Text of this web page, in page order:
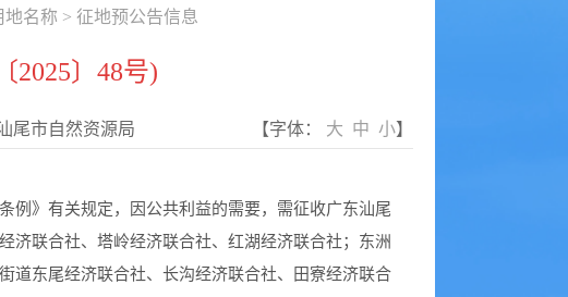
地名称 > 征地预公告信息
2025〕48号)
尾市自然资源局 【字体： 大 中 小】
》有关规定，因公共利益的需要，需征收广东汕尾
济联合社、塔岭经济联合社、红湖经济联合社；东洲
道东尾经济联合社、长沟经济联合社、田寮经济联合